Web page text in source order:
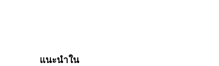
แนะนำใน